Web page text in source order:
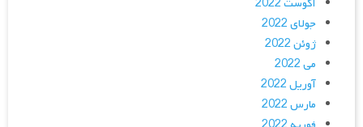
جولای 2022
ژوئن 2022
می 2022
آوریل 2022
مارس 2022